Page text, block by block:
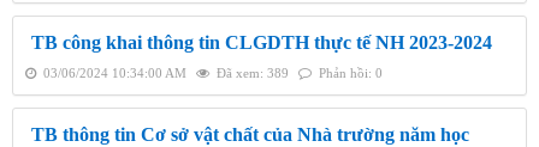
TB công khai thông tin CLGDTH thực tế NH 2023-2024
03/06/2024 10:34:00 AM Đã xem: 389 Phản hồi: 0
TB thông tin Cơ sở vật chất của Nhà trường năm học